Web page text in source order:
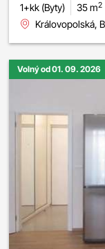
1+kk (Byty) 35 m2
Královopolská,
Volný od 01. 09. 2026